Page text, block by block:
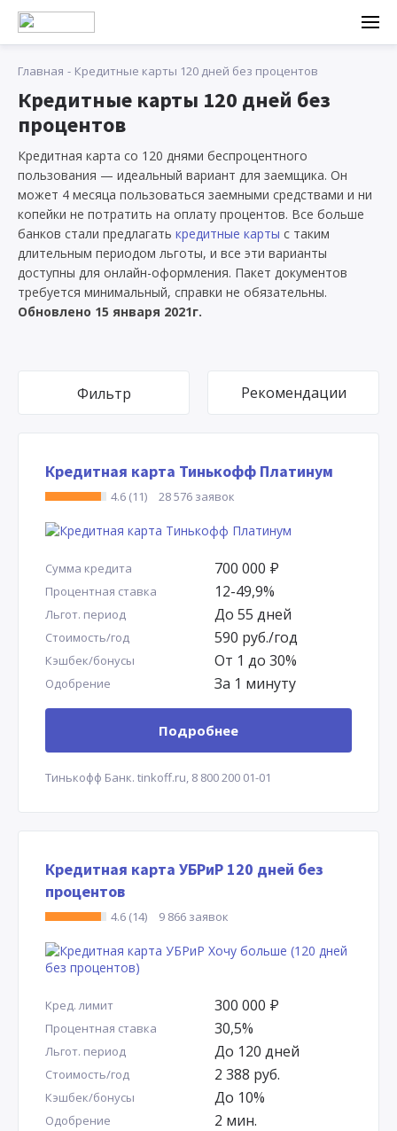
Главная Кредитные карты 120 дней без процентов
Кредитные карты 120 дней без
процентов
Кредитная карта со 120 днями беспроцентного
пользования — идеальный вариант для заемщика. Он
может 4 месяца пользоваться заемными средствами и ни
копейки не потратить на оплату процентов. Все больше
банков стали предлагать кредитные карты с таким
длительным периодом льготы, и все эти варианты
доступны для онлайн-оформления. Пакет документов
требуется минимальный, справки не обязательны.
Обновлено 15 января 2021г.
Фильтр Рекомендации
Кредитная карта Тинькофф Платинум
4.6 (11) 28 576 заявок
Сумма кредита 700 000 Р
Процентная ставка 12-49,9%
Льгот. период До 55 дней
Стоимость/год 590 руб./год
Кэшбек/бонусы От 1 до 30%
Одобрение За 1 минуту
Подробнее
Тинькофф Банк. tinkoff.ru, 8 800 200 01-01
Кредитная карта УБРиР 120 дней без
процентов
4.6 (14) 9 866 заявок
Кред. лимит 300 000 Р
Процентная ставка 30,5%
Льгот. период До 120 дней
Стоимость/год 2 388 руб.
Кэшбек/бонусы До 10%
Одобрение 2 мин.